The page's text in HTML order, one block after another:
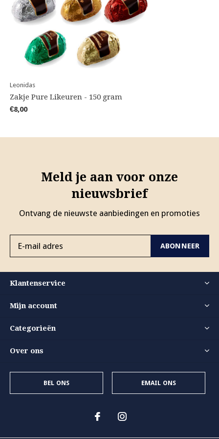
Leonidas
Zakje Pure Likeuren - 150 gram
€8,00
Meld je aan voor onze
nieuwsbrief
Ontvang de nieuwste aanbiedingen en promoties
ABONNEER
Klantenservice
Mijn account
Categorieën
Over ons
BEL ONS EMAIL ONS